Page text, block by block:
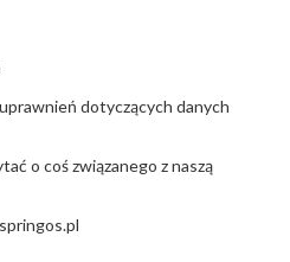
dotyczących danych
o coś związanego z naszą